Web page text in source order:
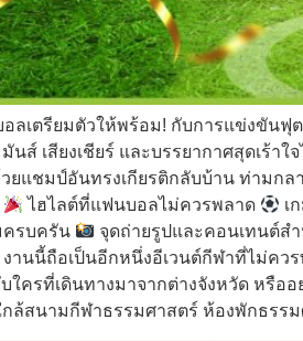
ลเตรียมตัวให้พร้อม! กับการแข่งขันฟุ
นส์ เสียงเชียร์ และบรรยากาศสุดเร้า
ยแชมป์อันทรงเกียรติกลับบ้าน ท่ามกล
ไฮไลต์ที่แฟนบอลไม่ควรพลาด เ
รบครัน
จุดถ่ายรูปและคอนเทนต์ส
งานนี้ถือเป็นอีกหนึ่งอีเวนต์กีฬาที่ไม่คว
ใครที่เดินทางมาจากต่างจังหวัด หรื
ล้สนามกีฬาธรรมศาสตร์ ห้องพักธรร